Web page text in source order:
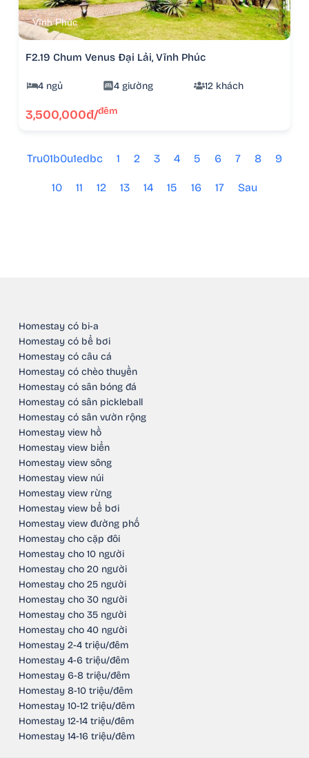
Vĩnh Phúc
F2.19 Chum Venus Đại Lải, Vĩnh Phúc
4 ngủ 4 giường 12 khách
3,500,000đ/đêm
Tru01b0u1edbc 1 2 3 4 5 6 7 8 9
10 11 12 13 14 15 16 17 Sau
Homestay có bi-a
Homestay có bể bơi
Homestay có câu cá
Homestay có chèo thuyền
Homestay có sân bóng đá
Homestay có sân pickleball
Homestay có sân vườn rộng
Homestay view hồ
Homestay view biển
Homestay view sông
Homestay view núi
Homestay view rừng
Homestay view bể bơi
Homestay view đường phố
Homestay cho cặp đôi
Homestay cho 10 người
Homestay cho 20 người
Homestay cho 25 người
Homestay cho 30 người
Homestay cho 35 người
Homestay cho 40 người
Homestay 2-4 triệu/đêm
Homestay 4-6 triệu/đêm
Homestay 6-8 triệu/đêm
Homestay 8-10 triệu/đêm
Homestay 10-12 triệu/đêm
Homestay 12-14 triệu/đêm
Homestay 14-16 triệu/đêm